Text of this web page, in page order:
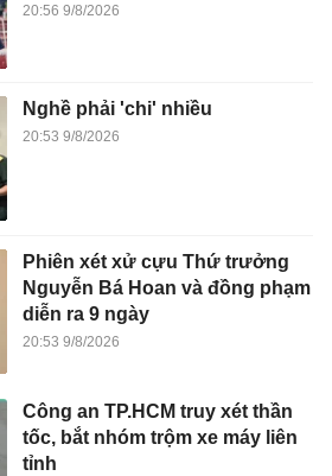
20:56 9/8/2026
Nghề phải 'chi' nhiều
20:53 9/8/2026
Phiên xét xử cựu Thứ trưởng
Nguyễn Bá Hoan và đồng phạm
diễn ra 9 ngày
20:53 9/8/2026
Công an TP.HCM truy xét thần
tốc, bắt nhóm trộm xe máy liên
tỉnh